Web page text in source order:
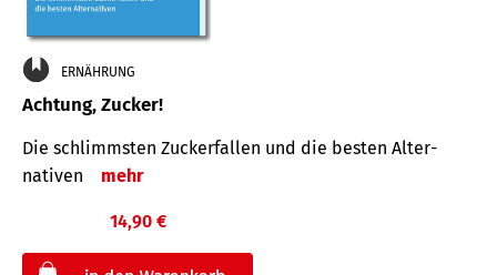
ERNÄHRUNG
Achtung, Zucker!
Die schlimmsten Zucker­fallen und die besten Alter­
nativen
mehr
14,90 €